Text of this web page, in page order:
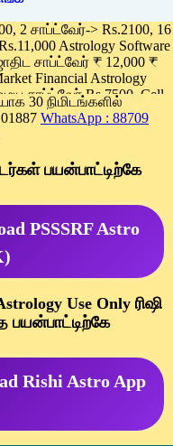
2 சாப்ட்வேர்-> Rs.2100, 16
Astrology Software
சாப்ட்வேர் ₹ 12,000 ₹
Financial Astrology
சாப்ட்வேர் Rs.7500, Cell
30 நிமிடங்களில்
WhatsApp : 88709
பயன்பாட்டிற்கே
PSSSRF Astro
Use Only ரிஷி
Rishi Astro App